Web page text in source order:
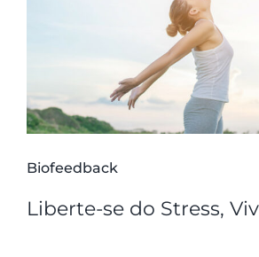
Biofeedback
Liberte-se do Stress,